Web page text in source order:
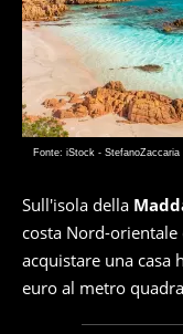
Fonte: iStock - StefanoZaccaria
Sull'isola della
costa Nord-
acquistare una casa
euro al metro